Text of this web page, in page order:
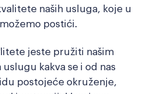
naših usluga, koje u
postići.
jeste pružiti našim
kakva se i od nas
postojeće okruženje,